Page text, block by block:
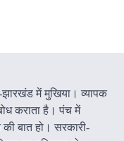
झारखंड में मुखिया। व्यापक
कराता है। पंच में
की बात हो। सरकारी-